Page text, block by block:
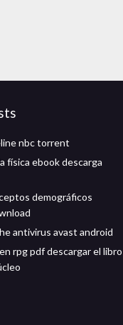
nbc torrent
física ebook descarga
demográficos
antivirus avast android
rpg pdf descargar el libro